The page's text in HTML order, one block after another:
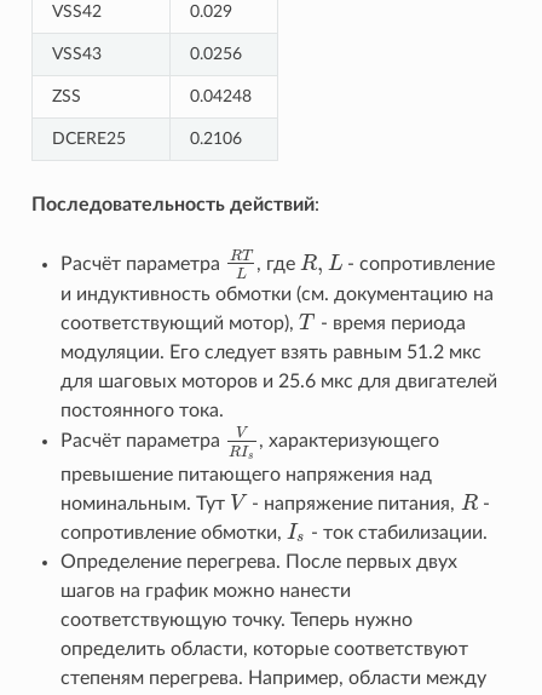
VSS42 0.029
VSS43 0.0256
ZSS 0.04248
DCERE25 0.2106
Последовательность действий:
Расчёт параметра RT
L
RTL, где R, L
R,L
- сопротивление
и индуктивность обмотки (см. документацию на
соответствующий мотор), T
T
- время периода
модуляции. Его следует взять равным 51.2 мкс
для шаговых моторов и 25.6 мкс для двигателей
постоянного тока.
Расчёт параметра
V
RIs
VRIs, характеризующего
превышение питающего напряжения над
номинальным. Тут V
V - напряжение питания, R
R -
сопротивление обмотки, Is
Is
- ток стабилизации.
Определение перегрева. После первых двух
шагов на график можно нанести
соответствующую точку. Теперь нужно
определить области, которые соответствуют
степеням перегрева. Например, области между